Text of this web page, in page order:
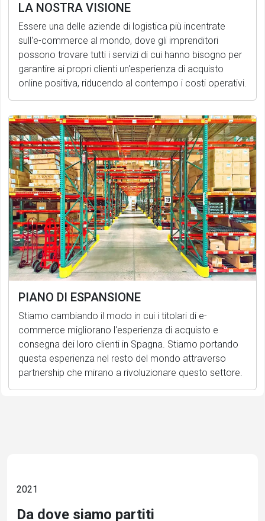
LA NOSTRA VISIONE
Essere una delle aziende di logistica più incentrate
sull'e-commerce al mondo, dove gli imprenditori
possono trovare tutti i servizi di cui hanno bisogno per
garantire ai propri clienti un'esperienza di acquisto
online positiva, riducendo al contempo i costi operativi.
PIANO DI ESPANSIONE
Stiamo cambiando il modo in cui i titolari di e-
commerce migliorano l'esperienza di acquisto e
consegna dei loro clienti in Spagna. Stiamo portando
questa esperienza nel resto del mondo attraverso
partnership che mirano a rivoluzionare questo settore.
2021
Da dove siamo partiti